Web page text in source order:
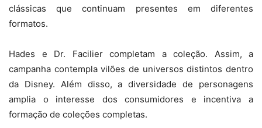
clássicas que continuam presentes em diferentes
formatos.
Hades e Dr. Facilier completam a coleção. Assim, a
campanha contempla vilões de universos distintos dentro
da Disney. Além disso, a diversidade de personagens
amplia o interesse dos consumidores e incentiva a
formação de coleções completas.